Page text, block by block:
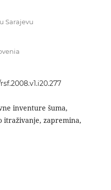
Sarajevu
inventure šuma,
itraživanje, zapremina,